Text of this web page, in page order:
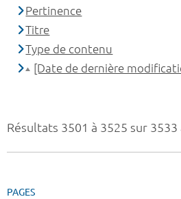
Résultats 3501 à 3525 sur
PAGES
Pertinence
Titre
Type de contenu
[Date de dernière